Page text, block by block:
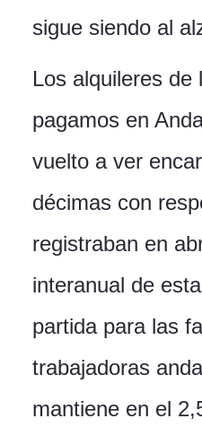
sigue siendo al
Los alquileres de
pagamos en
vuelto a ver
décimas con
registraban en
interanual de
partida para las
trabajadoras
mantiene en el